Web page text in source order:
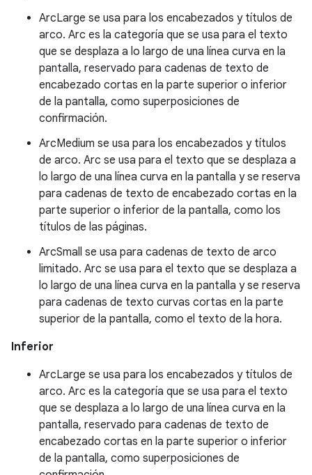
ArcLarge se usa para los encabezados y títulos de
arco. Arc es la categoría que se usa para el texto
que se desplaza a lo largo de una línea curva en la
pantalla, reservado para cadenas de texto de
encabezado cortas en la parte superior o inferior
de la pantalla, como superposiciones de
confirmación.
ArcMedium se usa para los encabezados y títulos
de arco. Arc se usa para el texto que se desplaza a
lo largo de una línea curva en la pantalla y se reserva
para cadenas de texto de encabezado cortas en la
parte superior o inferior de la pantalla, como los
títulos de las páginas.
ArcSmall se usa para cadenas de texto de arco
limitado. Arc se usa para el texto que se desplaza a
lo largo de una línea curva en la pantalla y se reserva
para cadenas de texto curvas cortas en la parte
superior de la pantalla, como el texto de la hora.
Inferior
ArcLarge se usa para los encabezados y títulos de
arco. Arc es la categoría que se usa para el texto
que se desplaza a lo largo de una línea curva en la
pantalla, reservado para cadenas de texto de
encabezado cortas en la parte superior o inferior
de la pantalla, como superposiciones de